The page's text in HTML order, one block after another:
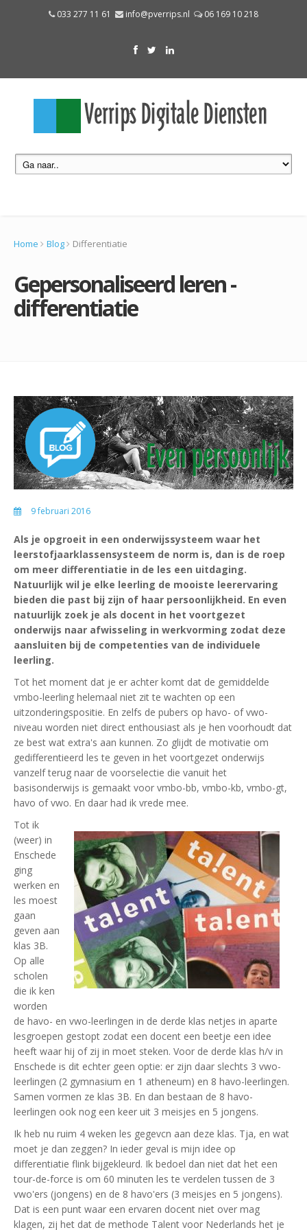
033 277 11 61 info@pverrips.nl 06 169 10 218
Home Blog Differentiatie
Gepersonaliseerd leren -
differentiatie
9 februari 2016
Als je opgroeit in een onderwijssysteem waar het
leerstofjaarklassensysteem de norm is, dan is de roep
om meer differentiatie in de les een uitdaging.
Natuurlijk wil je elke leerling de mooiste leerervaring
bieden die past bij zijn of haar persoonlijkheid. En even
natuurlijk zoek je als docent in het voortgezet
onderwijs naar afwisseling in werkvorming zodat deze
aansluiten bij de competenties van de individuele
leerling.
Tot het moment dat je er achter komt dat de gemiddelde
vmbo-leerling helemaal niet zit te wachten op een
uitzonderingspositie. En zelfs de pubers op havo- of vwo-
niveau worden niet direct enthousiast als je hen voorhoudt dat
ze best wat extra's aan kunnen. Zo glijdt de motivatie om
gedifferentieerd les te geven in het voortgezet onderwijs
vanzelf terug naar de voorselectie die vanuit het
basisonderwijs is gemaakt voor vmbo-bb, vmbo-kb, vmbo-gt,
havo of vwo. En daar had ik vrede mee.
Tot ik
(weer) in
Enschede
ging
werken en
les moest
gaan
geven aan
klas 3B.
Op alle
scholen
die ik ken
worden
de havo- en vwo-leerlingen in de derde klas netjes in aparte
lesgroepen gestopt zodat een docent een beetje een idee
heeft waar hij of zij in moet steken. Voor de derde klas h/v in
Enschede is dit echter geen optie: er zijn daar slechts 3 vwo-
leerlingen (2 gymnasium en 1 atheneum) en 8 havo-leerlingen.
Samen vormen ze klas 3B. En dan bestaan de 8 havo-
leerlingen ook nog een keer uit 3 meisjes en 5 jongens.
Ik heb nu ruim 4 weken les gegevcn aan deze klas. Tja, en wat
moet je dan zeggen? In ieder geval is mijn idee op
differentiatie flink bijgekleurd. Ik bedoel dan niet dat het een
tour-de-force is om 60 minuten les te verdelen tussen de 3
vwo'ers (jongens) en de 8 havo'ers (3 meisjes en 5 jongens).
Dat is een punt waar een ervaren docent niet over mag
klagen, zij het dat de methode Talent voor Nederlands het je